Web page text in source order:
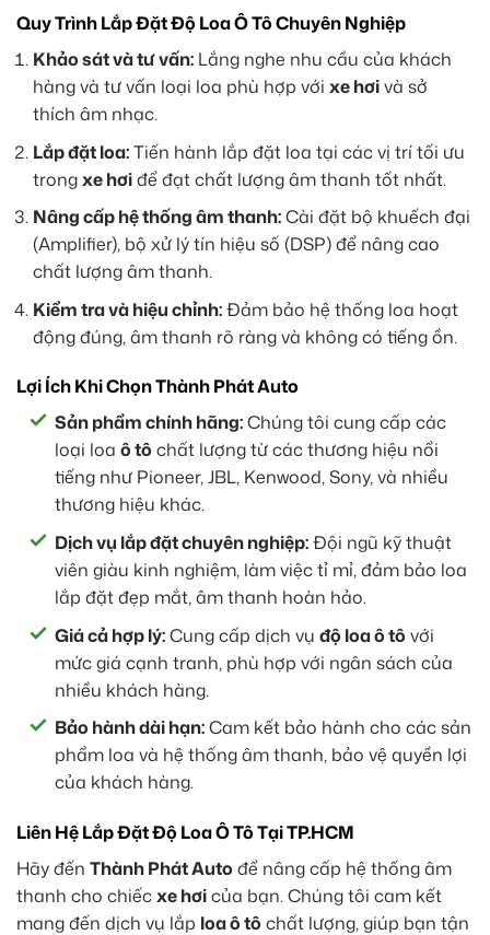
Quy Trình Lắp Đặt Độ Loa Ô Tô Chuyên Nghiệp
Khảo sát và tư vấn: Lắng nghe nhu cầu của khách
hàng và tư vấn loại loa phù hợp với xe hơivà sở
thích âm nhạc.
Lắp đặt loa:Tiến hành lắp đặt loa tại các vị trí tối ưu
trongxe hơiđể đạt chất lượng âm thanh tốt nhất.
Nâng cấp hệ thống âm thanh:Cài đặt bộ khuếch đại
(Amplifier), bộ xử lý tín hiệu số (DSP) để nâng cao
chất lượng âm thanh.
Kiểm tra và hiệu chỉnh:Đảm bảo hệ thống loa hoạt
động đúng, âm thanh rõ ràng và không có tiếng ồn.
Lợi Ích Khi Chọn Thành Phát Auto
Sản phẩm chính hãng:Chúng tôi cung cấp các
loại loa ô tô chất lượng từ các thương hiệu nổi
tiếng như Pioneer, JBL, Kenwood, Sony, và nhiều
thương hiệu khác.
Dịch vụ lắp đặt chuyên nghiệp:Đội ngũ kỹ thuật
viên giàu kinh nghiệm, làm việc tỉ mỉ, đảm bảo loa
lắp đặt đẹp mắt, âm thanh hoàn hảo.
Giá cả hợp lý:Cung cấp dịch vụ độ loa ô tô với
mức giá cạnh tranh, phù hợp với ngân sách của
nhiều khách hàng.
Bảo hành dài hạn:Cam kết bảo hành cho các sản
phẩm loa và hệ thống âm thanh, bảo vệ quyền lợi
của khách hàng.
Liên Hệ Lắp Đặt Độ Loa Ô Tô Tại TP.HCM
Hãy đến Thành Phát Auto để nâng cấp hệ thống âm
thanh cho chiếcxe hơicủa bạn. Chúng tôi cam kết
mang đến dịch vụ lắp loa ô tô chất lượng, giúp bạn tận